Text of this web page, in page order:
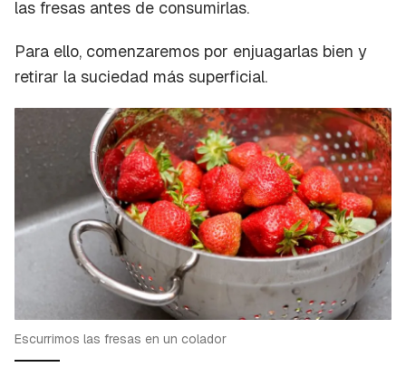
las fresas antes de consumirlas.
Para ello, comenzaremos por enjuagarlas bien y
retirar la suciedad más superficial.
Escurrimos las fresas en un colador